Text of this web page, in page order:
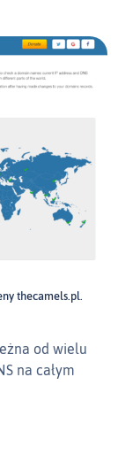
thecamels.pl.
od wielu
na całym